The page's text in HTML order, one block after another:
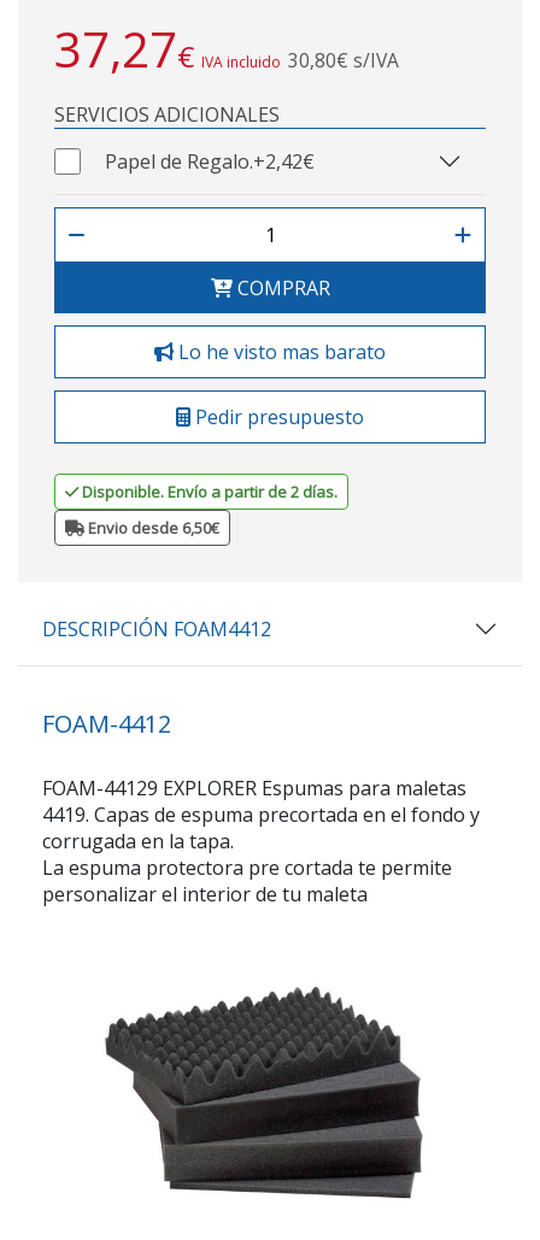
37,27€ IVA incluido 30,80€ s/IVA
SERVICIOS ADICIONALES
Papel de Regalo.+2,42€
COMPRAR
Lo he visto mas barato
Pedir presupuesto
Disponible. Envío a partir de 2 días.
Envio desde 6,50€
DESCRIPCIÓN FOAM4412
FOAM-4412
FOAM-44129 EXPLORER Espumas para maletas
4419. Capas de espuma precortada en el fondo y
corrugada en la tapa.
La espuma protectora pre cortada te permite
personalizar el interior de tu maleta